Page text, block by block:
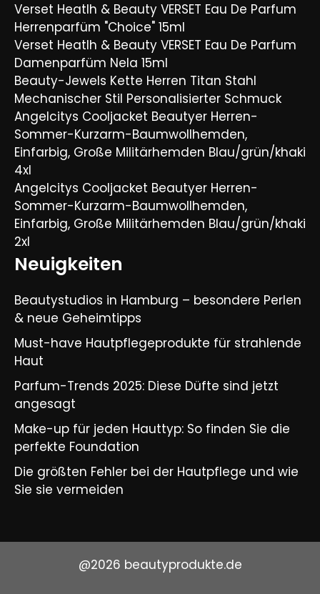
Verset Heatlh & Beauty VERSET Eau De Parfum
Herrenparfüm "Choice" 15ml
Verset Heatlh & Beauty VERSET Eau De Parfum
Damenparfüm Nela 15ml
Beauty-Jewels Kette Herren Titan Stahl
Mechanischer Stil Personalisierter Schmuck
Angelcitys Cooljacket Beautyer Herren-
Sommer-Kurzarm-Baumwollhemden,
Einfarbig, Große Militärhemden Blau/grün/khaki
4xl
Angelcitys Cooljacket Beautyer Herren-
Sommer-Kurzarm-Baumwollhemden,
Einfarbig, Große Militärhemden Blau/grün/khaki
2xl
Neuigkeiten
Beautystudios in Hamburg – besondere Perlen
& neue Geheimtipps
Must-have Hautpflegeprodukte für strahlende
Haut
Parfum-Trends 2025: Diese Düfte sind jetzt
angesagt
Make-up für jeden Hauttyp: So finden Sie die
perfekte Foundation
Die größten Fehler bei der Hautpflege und wie
Sie sie vermeiden
@2026 beautyprodukte.de